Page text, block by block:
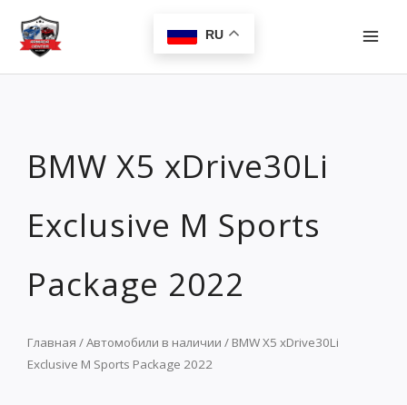
Перейти
содержимому
RU
BMW X5 xDrive30Li
Exclusive M Sports
Package 2022
Главная /Автомобили в наличии / BMW X5 xDrive30Li
Exclusive M Sports Package 2022